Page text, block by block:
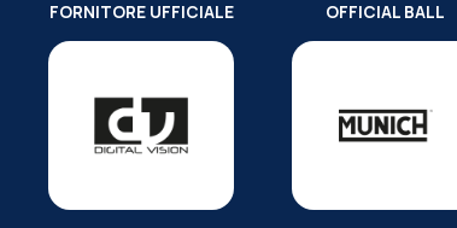
FORNITORE UFFICIALE OFFICIAL BALL